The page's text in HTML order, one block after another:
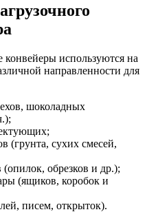
используются на
направленности для
шоколадных
(грунта, сухих смесей,
обрезков и др.);
(ящиков, коробок и
писем, открыток).